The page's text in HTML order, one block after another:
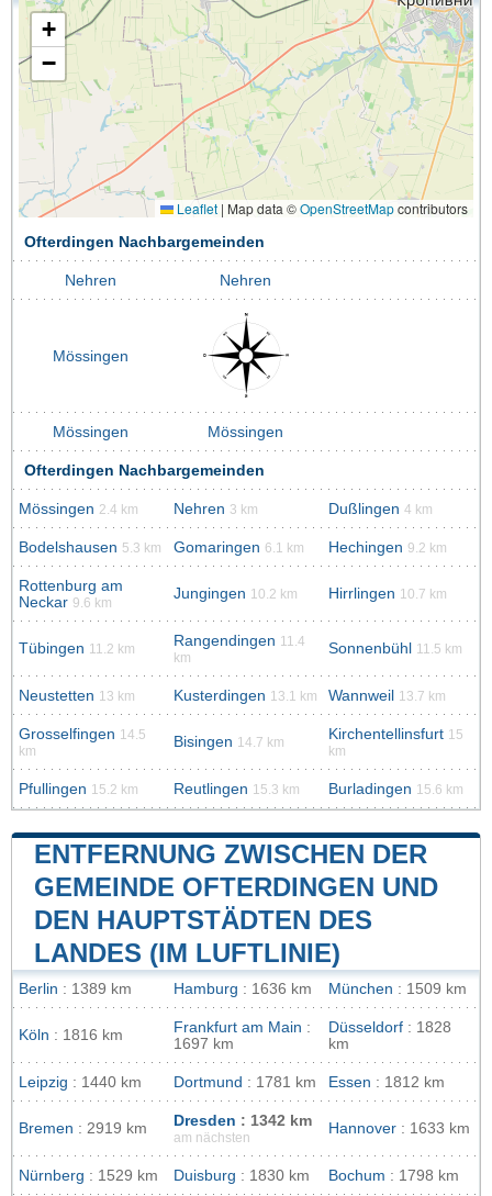
+
−
Leaflet | Map data ©OpenStreetMapcontributors
Ofterdingen Nachbargemeinden
Nehren Nehren
Mössingen
Mössingen Mössingen
Ofterdingen Nachbargemeinden
Mössingen 2.4 km Nehren 3 km Dußlingen 4 km
Bodelshausen 5.3 km Gomaringen 6.1 km Hechingen 9.2 km
Rottenburg am
Neckar 9.6 km
Jungingen 10.2 km Hirrlingen 10.7 km
Tübingen 11.2 km Rangendingen 11.4
km
Sonnenbühl 11.5 km
Neustetten 13 km Kusterdingen 13.1 km Wannweil 13.7 km
Grosselfingen 14.5
km
Bisingen 14.7 km Kirchentellinsfurt 15
km
Pfullingen 15.2 km Reutlingen 15.3 km Burladingen 15.6 km
ENTFERNUNG ZWISCHEN DER
GEMEINDE OFTERDINGEN UND
DEN HAUPTSTÄDTEN DES
LANDES (IM LUFTLINIE)
Berlin : 1389 km Hamburg : 1636 km München : 1509 km
Köln : 1816 km Frankfurt am Main :
1697 km
Düsseldorf : 1828
km
Leipzig : 1440 km Dortmund : 1781 km Essen : 1812 km
Bremen : 2919 km Dresden : 1342 km
am nächsten
Hannover : 1633 km
Nürnberg : 1529 km Duisburg : 1830 km Bochum : 1798 km